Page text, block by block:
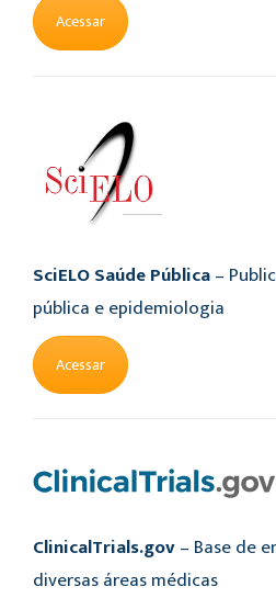
Acessar
SciELO Saúde Pública–
pública e epidemiologia
Acessar
ClinicalTrials.gov– Base de
diversas áreas médicas